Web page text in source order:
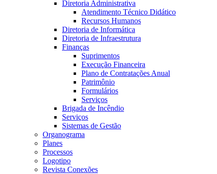
Diretoria Administrativa
Atendimento Técnico Didático
Recursos Humanos
Diretoria de Informática
Diretoria de Infraestrutura
Finanças
Suprimentos
Execução Financeira
Plano de Contratações Anual
Patrimônio
Formulários
Serviços
Brigada de Incêndio
Serviços
Sistemas de Gestão
Organograma
Planes
Processos
Logotipo
Revista Conexões